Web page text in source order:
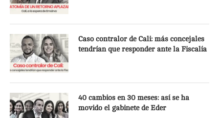
Caso contralor de Cali: más concejales
tendrían que responder ante la Fiscalía
40 cambios en 30 meses: así se ha
movido el gabinete de Eder